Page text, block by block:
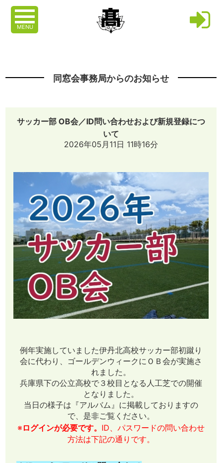
MENU
同窓会事務局からのお知らせ
サッカー部 OB会／ID問い合わせおよび新規登録につ
いて
2026年05月11日 11時16分
例年実施していました伊丹北高校サッカー部初蹴り
会に代わり、ゴールデンウィークにＯＢ会が実施さ
れました。
兵庫県下の公立高校で３校目となる人工芝での開催
となりました。
当日の様子は『アルバム』に掲載しておりますの
で、是非ご覧ください。
※ログインが必要です。 ID、パスワードの問い合わせ
方法は下記の通りです。